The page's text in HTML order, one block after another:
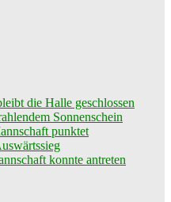
die Halle geschlossen
Sonnenschein
punktet
konnte antreten